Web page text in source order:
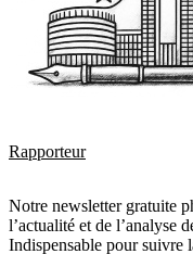
Rapporteur
Notre newsletter gratuite
l’actualité et de l’analyse
Indispensable pour suivre